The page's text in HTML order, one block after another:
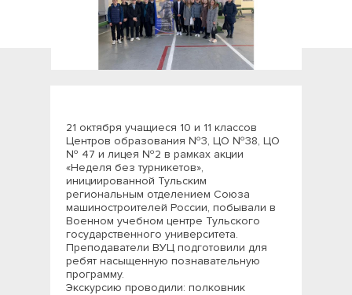
21 октября учащиеся 10 и 11 классов
Центров образования №3, ЦО №38, ЦО
№ 47 и лицея №2 в рамках акции
«Неделя без турникетов»,
инициированной Тульским
региональным отделением Союза
машиностроителей России, побывали в
Военном учебном центре Тульского
государственного университета.
Преподаватели ВУЦ подготовили для
ребят насыщенную познавательную
программу.
Экскурсию проводили: полковник